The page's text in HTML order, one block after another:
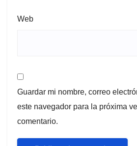
Web
Guardar mi nombre, correo
este navegador para la próxima
comentario.